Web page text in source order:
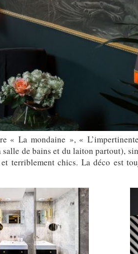
« La mondaine », «
de bains et du laiton partout),
chics. La déco est